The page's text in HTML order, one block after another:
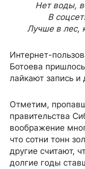
Нет воды,
В
Лучше в лес,
Интернет-
Ботоева
лайкают запись и
Отметим,
правительства
воображение
что сотни тонн
другие считают,
долгие годы